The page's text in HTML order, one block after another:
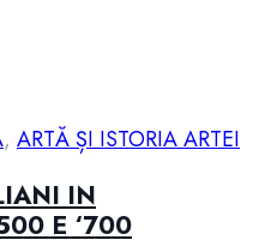
, ARTĂ ȘI ISTORIA ARTEI
IN
E ‘700